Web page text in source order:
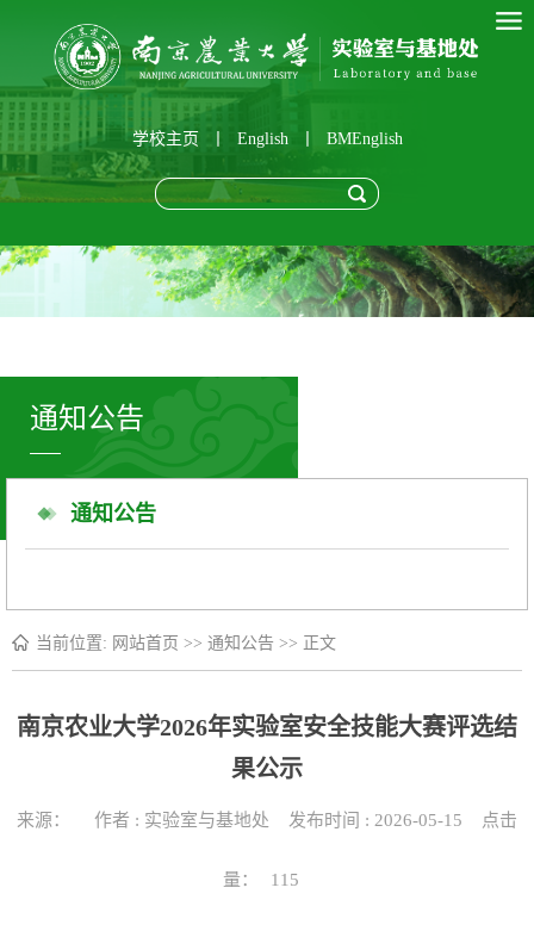
学校主页 English BMEnglish
通知公告
通知公告
当前位置: 网站首页 >> 通知公告 >> 正文
南京农业大学2026年实验室安全技能大赛评选结
果公示
来源： 作者 : 实验室与基地处 发布时间 : 2026-05-15 点击
量： 115